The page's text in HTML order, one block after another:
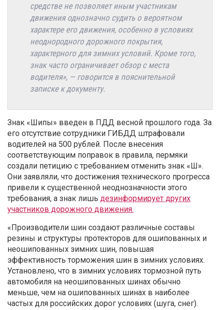
средстве не позволяет иным участникам
движения однозначно судить о вероятном
характере его движения, особенно в условиях
неоднородного дорожного покрытия,
характерного для зимних условий. Кроме того,
знак часто ограничивает обзор с места
водителя», — говорится в пояснительной
записке к документу.
Знак «Шипы» введен в ПДД весной прошлого года. За
его отсутствие сотрудники ГИБДД штрафовали
водителей на 500 рублей. После внесения
соответствующим поправок в правила, пермяки
создали петицию с требованием отменить знак «Ш».
Они заявляли, что достижения технического прогресса
привели к существенной неоднозначности этого
требования, а знак лишь дезинформирует других
участников дорожного движения.
«Производители шин создают различные составы
резины и структуры протекторов для ошипованных и
неошипованных зимних шин, повышая
эффективность торможения шин в зимних условиях.
Установлено, что в зимних условиях тормозной путь
автомобиля на неошипованных шинах обычно
меньше, чем на ошипованных шинах в наиболее
частых для российских дорог условиях (шуга, снег).